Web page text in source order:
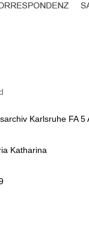
Karlsruhe FA
Katharina